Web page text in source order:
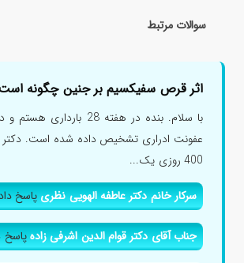
سوالات مرتبط
اثر قرص سفیکسیم بر جنین چگونه
با سلام. بنده در هفته 28
عفونت ادراری تشخیص داده شده است.
400 روزی یک...
سرکار خانم دکتر عاطفه الهویی نظریپاسخ
جناب آقای دکتر قوام الدین اشرفی زادهپاسخ